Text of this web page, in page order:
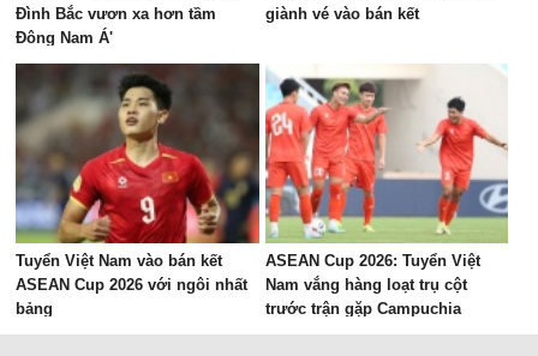
Đình Bắc vươn xa hơn tầm
Đông Nam Á'
giành vé vào bán kết
Tuyển Việt Nam vào bán kết
ASEAN Cup 2026 với ngôi nhất
bảng
ASEAN Cup 2026: Tuyển Việt
Nam vắng hàng loạt trụ cột
trước trận gặp Campuchia